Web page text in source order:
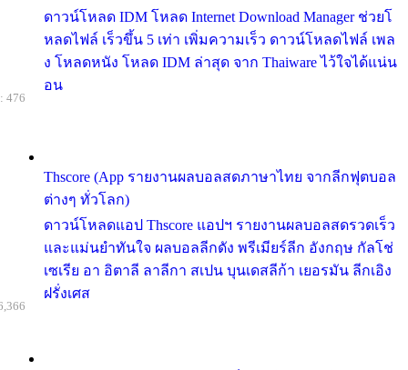
ดาวน์โหลด IDM โหลด Internet Download Manager ช่วยโ
หลดไฟล์ เร็วขึ้น 5 เท่า เพิ่มความเร็ว ดาวน์โหลดไฟล์ เพล
ง โหลดหนัง โหลด IDM ล่าสุด จาก Thaiware ไว้ใจได้แน่น
อน
Thscore (App รายงานผลบอลสดภาษาไทย จากลีกฟุตบอล
ต่างๆ ทั่วโลก)
ดาวน์โหลดแอป Thscore แอปฯ รายงานผลบอลสดรวดเร็ว
และแม่นยำทันใจ ผลบอลลีกดัง พรีเมียร์ลีก อังกฤษ กัลโช่
เซเรีย อา อิตาลี ลาลีกา สเปน บุนเดสลีก้า เยอรมัน ลีกเอิง
ฝรั่งเศส
476